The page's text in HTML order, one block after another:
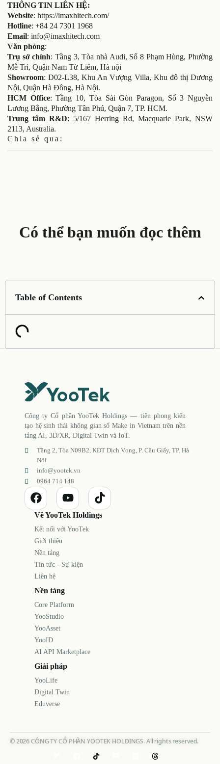
THÔNG TIN LIÊN HỆ:
Website: https://imaxhitech.com/
Hotline: +84 24 7301 1968
Email: info@imaxhitech.com
Văn phòng:
Trụ sở chính: Tầng 3, Tòa nhà Audi, Số 8 Phạm Hùng, Phường
Mễ Trì, Quận Nam Từ Liêm, Hà nội
Showroom: D02-L38, Khu An Vượng Villa, Khu đô thị Dương
Nội, Quận Hà Đông, Hà Nội.
HCM Office: Tầng 10, Tòa Sài Gòn Paragon, Số 3 Nguyễn
Lương Bằng, Phường Tân Phú, Quận 7, TP. HCM.
Trung tâm R&D: 5/167 Herring Rd, Macquarie Park, NSW
2113, Australia.
Chia sẻ qua:
Có thể bạn muốn đọc thêm
Table of Contents
Công ty Cổ phần YooTek Holdings — tiên phong kiến
tạo hệ sinh thái không gian số Make in Vietnam trên nền
tảng AI, 3D/XR, Digital Twin và IoT.
Tầng 2, Tòa N09B2, KĐT Dịch Vọng, P. Cầu Giấy, TP. Hà
Nội
info@yootek.vn
0964 714 148
Về YooTek Holdings
Kết nối với YooTek
Giới thiệu
Nền tảng
Tin tức - Sự kiện
Liên hệ
Nền tảng
Core Platform
YooStudio
YooAsset
YooID
AI API Marketplace
Giải pháp
YooLife
Digital Twin
Eduverse
©2026CÔNG TY CỔ PHẦN YOOTEK HOLDINGS. All rights reserved.